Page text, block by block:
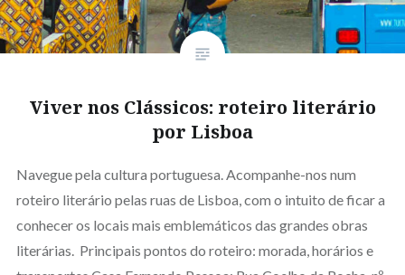
Viver nos Clássicos: roteiro literário
por Lisboa
Navegue pela cultura portuguesa. Acompanhe-nos num
roteiro literário pelas ruas de Lisboa, com o intuito de ficar a
conhecer os locais mais emblemáticos das grandes obras
literárias. Principais pontos do roteiro: morada, horários e